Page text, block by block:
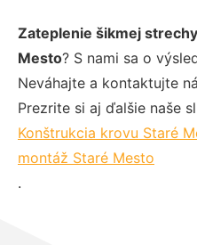
Zateplenie šikmej
Mesto? S nami sa o
Neváhajte a kontaktujte
Prezrite si aj ďalšie naše
Konštrukcia krovu Staré
montáž Staré Mesto
.